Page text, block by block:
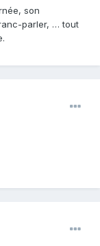
son
parler, … tout